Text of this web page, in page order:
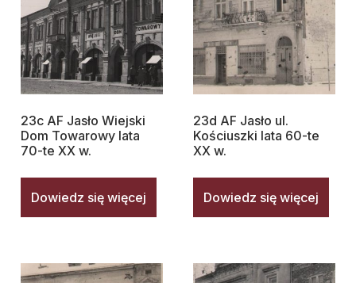
23c AF Jasło Wiejski
Dom Towarowy lata
70-te XX w.
Dowiedz się więcej
23d AF Jasło ul.
Kościuszki lata 60-te
XX w.
Dowiedz się więcej